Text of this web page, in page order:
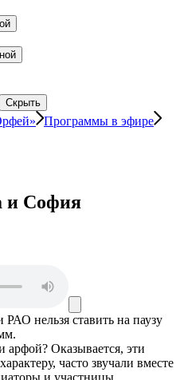
Скрыть
Программы в эфире
и София
РАО нельзя ставить на паузу
Оказывается, эти
часто звучали вместе
и участницы